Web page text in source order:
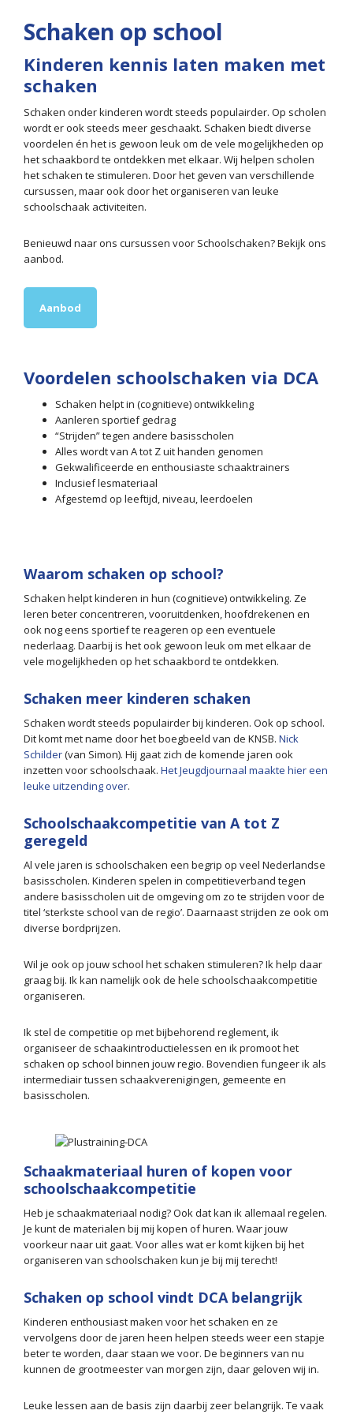
Schaken op school
Kinderen kennis laten maken met
schaken
Schaken onder kinderen wordt steeds populairder. Op scholen
wordt er ook steeds meer geschaakt. Schaken biedt diverse
voordelen én het is gewoon leuk om de vele mogelijkheden op
het schaakbord te ontdekken met elkaar. Wij helpen scholen
het schaken te stimuleren. Door het geven van verschillende
cursussen, maar ook door het organiseren van leuke
schoolschaak activiteiten.
Benieuwd naar ons cursussen voor Schoolschaken? Bekijk ons
aanbod.
Aanbod
Voordelen schoolschaken via DCA
Schaken helpt in (cognitieve) ontwikkeling
Aanleren sportief gedrag
“Strijden” tegen andere basisscholen
Alles wordt van A tot Z uit handen genomen
Gekwalificeerde en enthousiaste schaaktrainers
Inclusief lesmateriaal
Afgestemd op leeftijd, niveau, leerdoelen
Waarom schaken op school?
Schaken helpt kinderen in hun (cognitieve) ontwikkeling. Ze
leren beter concentreren, vooruitdenken, hoofdrekenen en
ook nog eens sportief te reageren op een eventuele
nederlaag. Daarbij is het ook gewoon leuk om met elkaar de
vele mogelijkheden op het schaakbord te ontdekken.
Schaken meer kinderen schaken
Schaken wordt steeds populairder bij kinderen. Ook op school.
Dit komt met name door het boegbeeld van de KNSB. Nick
Schilder(van Simon). Hij gaat zich de komende jaren ook
inzetten voor schoolschaak. Het Jeugdjournaal maakte hier een
leuke uitzending over.
Schoolschaakcompetitie van A tot Z
geregeld
Al vele jaren is schoolschaken een begrip op veel Nederlandse
basisscholen. Kinderen spelen in competitieverband tegen
andere basisscholen uit de omgeving om zo te strijden voor de
titel ‘sterkste school van de regio’. Daarnaast strijden ze ook om
diverse bordprijzen.
Wil je ook op jouw school het schaken stimuleren? Ik help daar
graag bij. Ik kan namelijk ook de hele schoolschaakcompetitie
organiseren.
Ik stel de competitie op met bijbehorend reglement, ik
organiseer de schaakintroductielessen en ik promoot het
schaken op school binnen jouw regio. Bovendien fungeer ik als
intermediair tussen schaakverenigingen, gemeente en
basisscholen.
Schaakmateriaal huren of kopen voor
schoolschaakcompetitie
Heb je schaakmateriaal nodig? Ook dat kan ik allemaal regelen.
Je kunt de materialen bij mij kopen of huren. Waar jouw
voorkeur naar uit gaat. Voor alles wat er komt kijken bij het
organiseren van schoolschaken kun je bij mij terecht!
Schaken op school vindt DCA belangrijk
Kinderen enthousiast maken voor het schaken en ze
vervolgens door de jaren heen helpen steeds weer een stapje
beter te worden, daar staan we voor. De beginners van nu
kunnen de grootmeester van morgen zijn, daar geloven wij in.
Leuke lessen aan de basis zijn daarbij zeer belangrijk. Te vaak